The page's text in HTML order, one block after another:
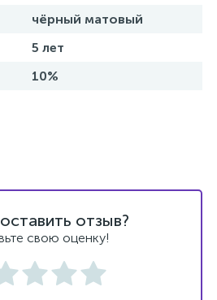
чёрный матовый
5 лет
10%
отзыв?
свою оценку!